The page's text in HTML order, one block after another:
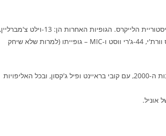
גופיותיהם של ויליקס ואוניל יהיו הגופיות ה-8 וה-9 בהתאמה שיעלו על גג האולם בהיסטוריית הלייקרס. הגופיות האחרות הן: 13-וילט צ'מברליין,
22-אלג'ין ביילור, 25-גייל גודריץ', 32-מג'יק ג'ונסון, 33-קארים עבדול ג'באר, 42-ג'יימס וורת'י, 44-ג'רי ווסט ו-MIC – גופייתו (למרות שלא שיחק
שאקיל אוניל שיחק בלייקרס בין 1996 ל-2004, וזכה ב-3 טבעות אליפויות בתחילת שנות ה-2000, עם קובי בראיינט ופיל ג'קסון, ובכל האליפויות
אוניל.